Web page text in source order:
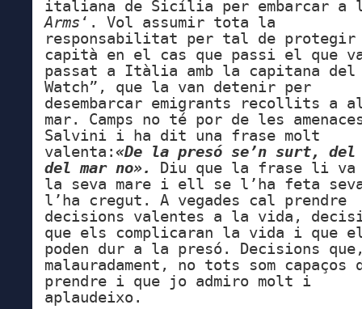
italiana de Sicília per embarcar a
Arms ‘. Vol assumir tota la
responsabilitat per tal de
capità en el cas que passi el que
passat a Itàlia amb la capitana del
Watch”, que la van detenir per
desembarcar emigrants recollits a
mar. Camps no té por de les
Salvini i ha dit una frase molt
valenta:«De la presó se’n surt, del
del mar no».
Diu que la frase li
la seva mare i ell se l’ha feta
l’ha cregut. A vegades cal prendre
decisions valentes a la vida,
que els complicaran la vida i que
poden dur a la presó. Decisions
malauradament, no tots som capaços
prendre i que jo admiro molt i
aplaudeixo.